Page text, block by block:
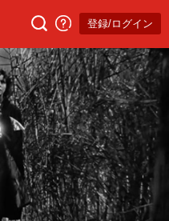
登録/ログイン